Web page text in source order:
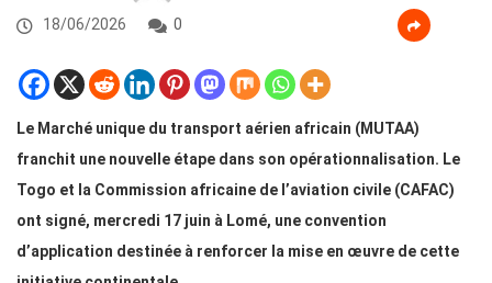
18/06/2026 0
Le Marché unique du transport aérien africain (MUTAA)
franchit une nouvelle étape dans son opérationnalisation. Le
Togo et la Commission africaine de l’aviation civile (CAFAC)
ont signé, mercredi 17 juin à Lomé, une convention
d’application destinée à renforcer la mise en œuvre de cette